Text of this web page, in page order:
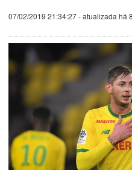
07/02/2019 21:34:27- atualizada há